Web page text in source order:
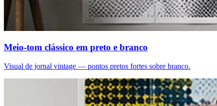
Meio-tom clássico em preto e branco
Visual de jornal vintage — pontos pretos fortes sobre branco.